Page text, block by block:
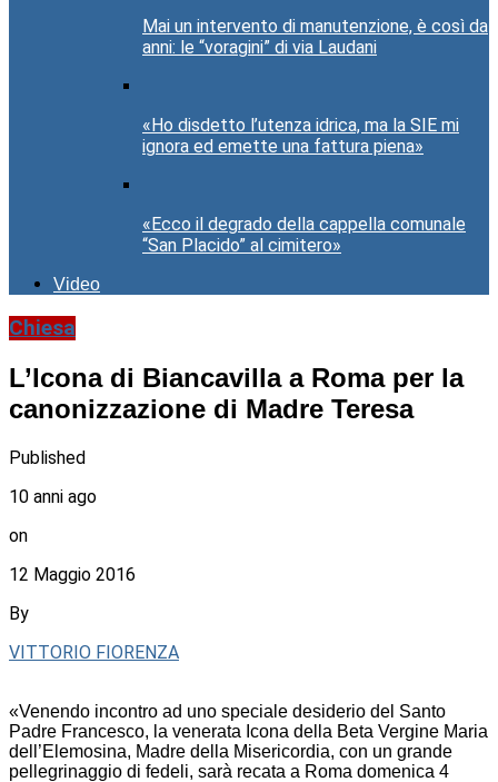
Mai un intervento di manutenzione, è così da
anni: le “voragini” di via Laudani
«Ho disdetto l’utenza idrica, ma la SIE mi
ignora ed emette una fattura piena»
«Ecco il degrado della cappella comunale
“San Placido” al cimitero»
Video
Chiesa
L’Icona di Biancavilla a Roma per la
canonizzazione di Madre Teresa
Published
10 anni ago
on
12 Maggio 2016
By
VITTORIO FIORENZA
«Venendo incontro ad uno speciale desiderio del Santo
Padre Francesco, la venerata Icona della Beta Vergine Maria
dell’Elemosina, Madre della Misericordia, con un grande
pellegrinaggio di fedeli, sarà recata a Roma domenica 4